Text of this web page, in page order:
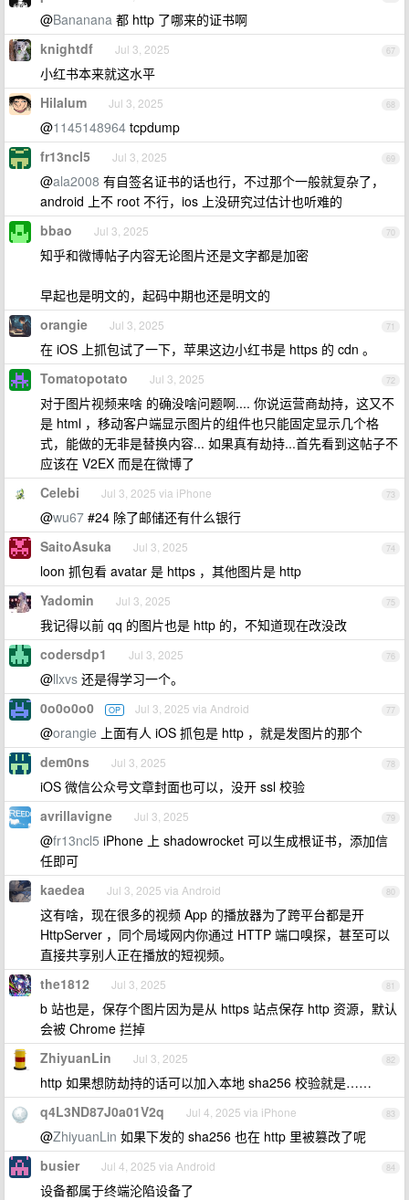
@Bananana 都 http 了哪来的证书啊
67
knightdf Jul 3, 2025
小红书本来就这水平
68
Hilalum Jul 3, 2025
@1145148964 tcpdump
69
fr13ncl5 Jul 3, 2025
@ala2008 有自签名证书的话也行，不过那个一般就复杂了，
android 上不 root 不行，ios 上没研究过估计也听难的
70
bbao Jul 3, 2025
知乎和微博帖子内容无论图片还是文字都是加密
早起也是明文的，起码中期也还是明文的
71
orangie Jul 3, 2025
在 iOS 上抓包试了一下，苹果这边小红书是 https 的 cdn 。
72
Tomatopotato Jul 3, 2025
对于图片视频来啥 的确没啥问题啊.... 你说运营商劫持，这又不
是 html ，移动客户端显示图片的组件也只能固定显示几个格
式，能做的无非是替换内容... 如果真有劫持...首先看到这帖子不
应该在 V2EX 而是在微博了
73
Celebi Jul 3, 2025 via iPhone
@wu67 #24 除了邮储还有什么银行
74
SaitoAsuka Jul 3, 2025
loon 抓包看 avatar 是 https ，其他图片是 http
75
Yadomin Jul 3, 2025
我记得以前 qq 的图片也是 http 的，不知道现在改没改
76
codersdp1 Jul 3, 2025
@llxvs 还是得学习一个。
77
0o0o0o0 OP Jul 3, 2025 via Android
@orangie 上面有人 iOS 抓包是 http ，就是发图片的那个
78
dem0ns Jul 3, 2025
iOS 微信公众号文章封面也可以，没开 ssl 校验
79
avrillavigne Jul 3, 2025
@fr13ncl5 iPhone 上 shadowrocket 可以生成根证书，添加信
任即可
80
kaedea Jul 3, 2025 via Android
这有啥，现在很多的视频 App 的播放器为了跨平台都是开
HttpServer ，同个局域网内你通过 HTTP 端口嗅探，甚至可以
直接共享别人正在播放的短视频。
81
the1812 Jul 3, 2025
b 站也是，保存个图片因为是从 https 站点保存 http 资源，默认
会被 Chrome 拦掉
82
ZhiyuanLin Jul 3, 2025
http 如果想防劫持的话可以加入本地 sha256 校验就是……
83
q4L3ND87J0a01V2q Jul 4, 2025 via iPhone
@ZhiyuanLin 如果下发的 sha256 也在 http 里被篡改了呢
84
busier Jul 4, 2025 via Android
设备都属于终端沦陷设备了